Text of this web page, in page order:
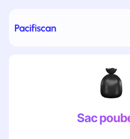
Sac